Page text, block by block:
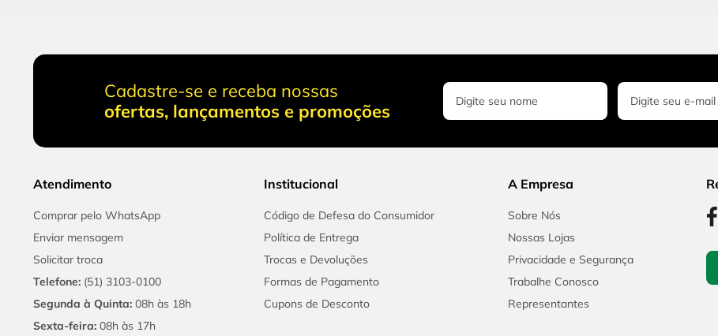
Cadastre-se e receba nossas
ofertas, lançamentos e promoções
Atendimento
Comprar pelo WhatsApp
Enviar mensagem
Solicitar troca
Telefone: (51) 3103-0100
Segunda à Quinta: 08h às 18h
Sexta-feira: 08h às 17h
Institucional
Código de Defesa do Consumidor
Política de Entrega
Trocas e Devoluções
Formas de Pagamento
Cupons de Desconto
A Empresa
Sobre Nós
Nossas Lojas
Privacidade e Segurança
Trabalhe Conosco
Representantes